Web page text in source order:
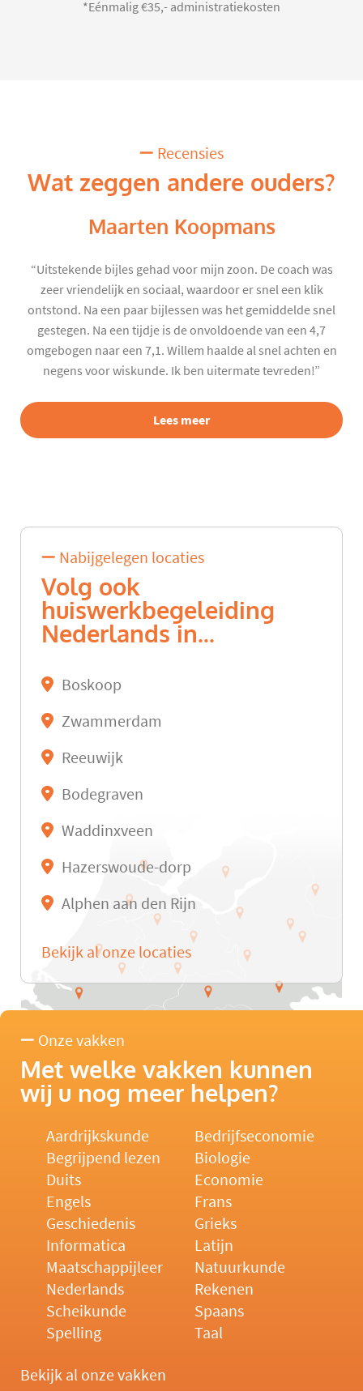
*Eénmalig €35,- administratiekosten
Recensies
Wat zeggen andere ouders?
Maarten Koopmans
“Uitstekende bijles gehad voor mijn zoon. De coach was
zeer vriendelijk en sociaal, waardoor er snel een klik
ontstond. Na een paar bijlessen was het gemiddelde snel
gestegen. Na een tijdje is de onvoldoende van een 4,7
omgebogen naar een 7,1. Willem haalde al snel achten en
negens voor wiskunde. Ik ben uitermate tevreden!”
Lees meer
Nabijgelegen locaties
Volg ook
huiswerkbegeleiding
Nederlands in...
Boskoop
Zwammerdam
Reeuwijk
Bodegraven
Waddinxveen
Hazerswoude-dorp
Alphen aan den Rijn
Bekijk al onze locaties
Onze vakken
Met welke vakken kunnen
wij u nog meer helpen?
Aardrijkskunde
Bedrijfseconomie
Begrijpend lezen
Biologie
Duits
Economie
Engels
Frans
Geschiedenis
Grieks
Informatica
Latijn
Maatschappijleer
Natuurkunde
Nederlands
Rekenen
Scheikunde
Spaans
Spelling
Taal
Bekijk al onze vakken